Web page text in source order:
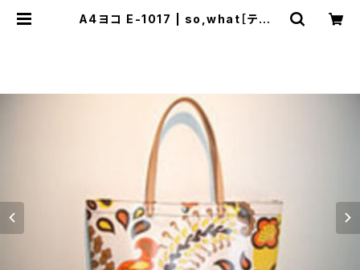
A4ヨコ E-1017 | so,what［テント